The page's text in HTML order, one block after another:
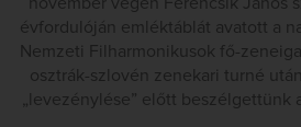
évfordulóján emléktáblát avatott a
Nemzeti Filharmonikusok fő-
osztrák-szlovén zenekari turné
„levezénylése” előtt beszélgettünk